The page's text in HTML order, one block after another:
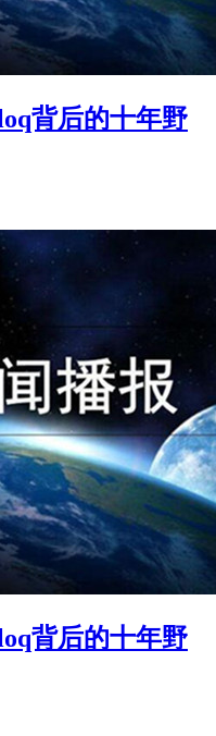
背后的十年野
背后的十年野